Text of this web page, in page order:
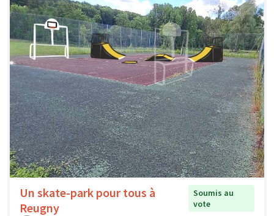
Un skate-park pour tous à
Reugny
Soumis au
vote